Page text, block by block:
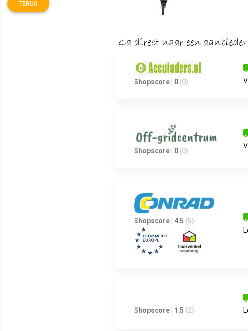
TERUG
Shopscore | 0 (0)
Shopscore | 0 (0)
Shopscore | 4.5 (5)
Shopscore | 1.5 (2)